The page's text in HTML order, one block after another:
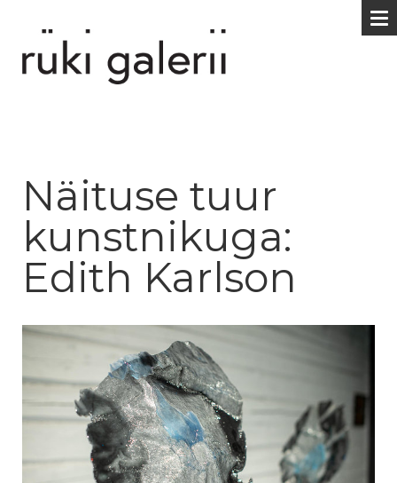
Näituse tuur
kunstnikuga:
Edith Karlson